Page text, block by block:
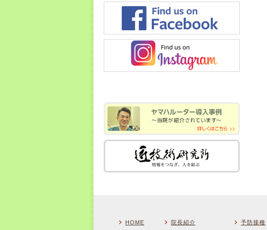
HOME 院長紹介 予防接種